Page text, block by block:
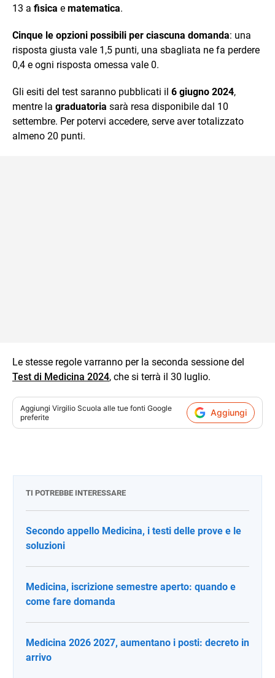
13 a fisica e matematica.
Cinque le opzioni possibili per ciascuna domanda: una
risposta giusta vale 1,5 punti, una sbagliata ne fa perdere
0,4 e ogni risposta omessa vale 0.
Gli esiti del test saranno pubblicati il 6 giugno 2024,
mentre la graduatoria sarà resa disponibile dal 10
settembre. Per potervi accedere, serve aver totalizzato
almeno 20 punti.
Le stesse regole varranno per la seconda sessione del
Test di Medicina 2024, che si terrà il 30 luglio.
Aggiungi Virgilio Scuola alle tue fonti Google
preferite
Aggiungi
TI POTREBBE INTERESSARE
Secondo appello Medicina, i testi delle prove e le
soluzioni
Medicina, iscrizione semestre aperto: quando e
come fare domanda
Medicina 2026 2027, aumentano i posti: decreto in
arrivo